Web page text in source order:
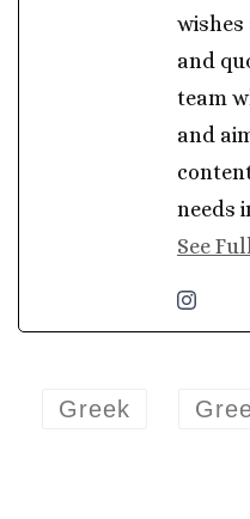
wishes
and
team
and
needs
See
Greek